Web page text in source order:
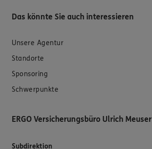
Das könnte Sie auch interessieren
Unsere Agentur
Standorte
Sponsoring
Schwerpunkte
ERGO Versicherungsbüro Ulrich Meuser
Subdirektion